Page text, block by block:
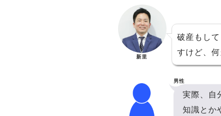
新里
破産もし
すけど、
男性
実際、自
知識とか